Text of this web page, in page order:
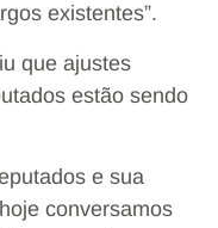
existentes”.
que ajustes
estão sendo
e sua
conversamos